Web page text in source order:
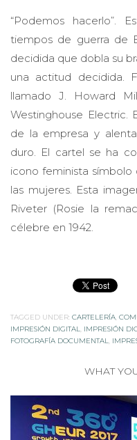
tiempos de guerra de
decidida que dobla su
una actitud decidida.
llamado J. Howard
Westinghouse Electric.
de la empresa y
duro. El cartel se ha
icono feminista
las mujeres. Esta
Riveter (Rosie la
célebre en 1942.
IMPRESIÓN DIGITAL,IMPRESIÓN
FOTOGRAFÍA DOCUMENTAL,